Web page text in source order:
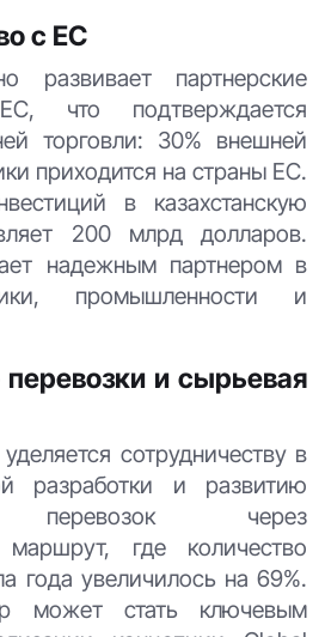
с ЕС
развивает партнерские
что подтверждается
торговли: 30% внешней
приходится на страны ЕС.
в казахстанскую
200 млрд долларов.
надежным партнером в
промышленности и
и сырьевая
сотрудничеству в
разработки и развитию
перевозок через
маршрут, где количество
года увеличилось на 69%.
может стать ключевым